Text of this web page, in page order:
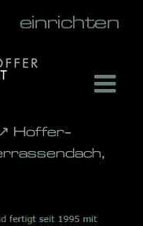
↗️ Hoffer-